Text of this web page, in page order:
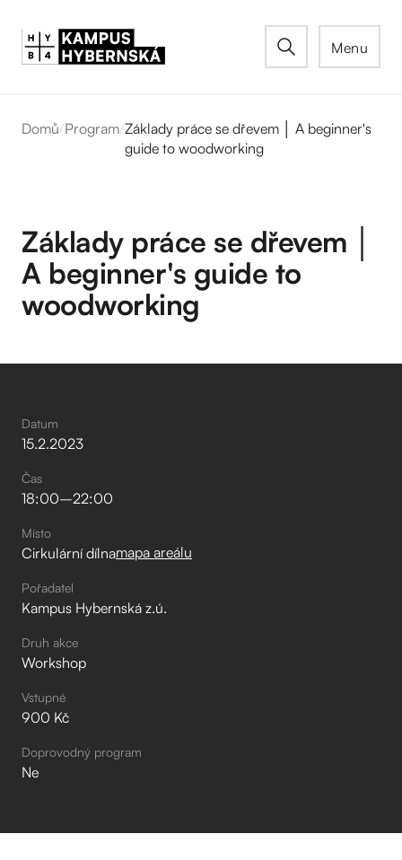
Menu
Domů/Program/Základy práce se dřevem │ A beginner's
guide to woodworking
Základy práce se dřevem │
A beginner's guide to
woodworking
Datum
15.2.2023
Čas
18:00–⁠22:00
Místo
Cirkulární dílnamapa areálu
Pořadatel
Kampus Hybernská z.ú.
Druh akce
Workshop
Vstupné
900 Kč
Doprovodný program
Ne